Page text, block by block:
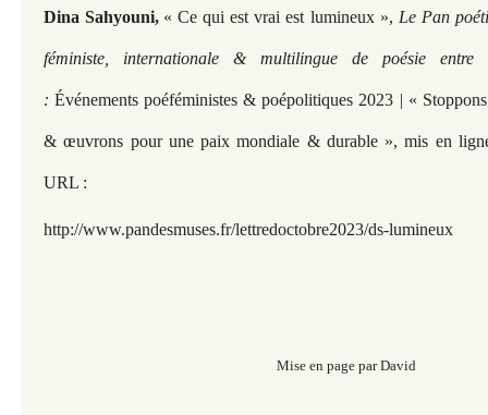
Dina Sahyouni, « Ce qui est vrai est lumineux », Le Pan
féministe, internationale & multilingue de poésie entre
:Événements poéféministes & poépolitiques 2023 | «
& œuvrons pour une paix mondiale & durable », mis en
URL :
http://www.pandesmuses.fr/lettredoctobre2023/ds-lumineux
Mise en page par David